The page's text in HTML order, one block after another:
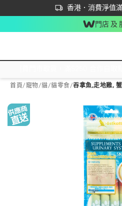
香港．消費淨值
立即成為易賞錢
首次APP下單買滿$450
門店 及
首頁/寵物/貓/貓零食/吞拿魚,走地雞,